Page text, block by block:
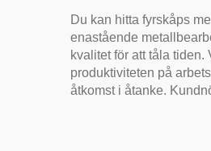
Du kan hitta fyrskåps
enastående
kvalitet för att tåla
produktiviteten på
åtkomst i åtanke.